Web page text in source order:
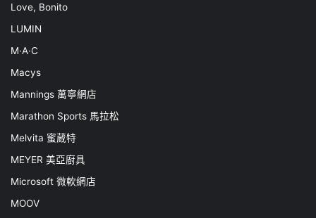
Love, Bonito
LUMIN
M·A·C
Macys
Mannings 萬寧網店
Marathon Sports 馬拉松
Melvita 蜜葳特
MEYER 美亞廚具
Microsoft 微軟網店
MOOV